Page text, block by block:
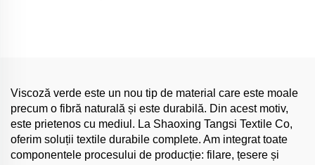
Viscoză verde este un nou tip de material care este moale
precum o fibră naturală și este durabilă. Din acest motiv,
este prietenos cu mediul. La Shaoxing Tangsi Textile Co,
oferim soluții textile durabile complete. Am integrat toate
componentele procesului de producție: filare, țesere și